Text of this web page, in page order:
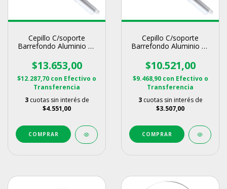
Cepillo C/soporte
Barrefondo Aluminio 48
$13.653,00
$12.287,70 con Efectivo o
Transferencia
3 cuotas sin interés de
$4.551,00
Cepillo C/soporte
Barrefondo Aluminio 35
$10.521,00
$9.468,90 con Efectivo o
Transferencia
3 cuotas sin interés de
$3.507,00